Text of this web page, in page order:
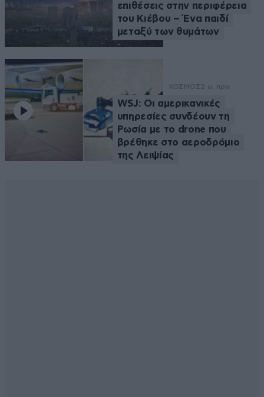
επιθέσεις στην περιφέρεια
του Κιέβου – Ένα παιδί
μεταξύ των θυμάτων
ΚΟΣΜΟΣ2 ω. πριν
WSJ: Οι αμερικανικές
υπηρεσίες συνδέουν τη
Ρωσία με το drone που
βρέθηκε στο αεροδρόμιο
της Λειψίας